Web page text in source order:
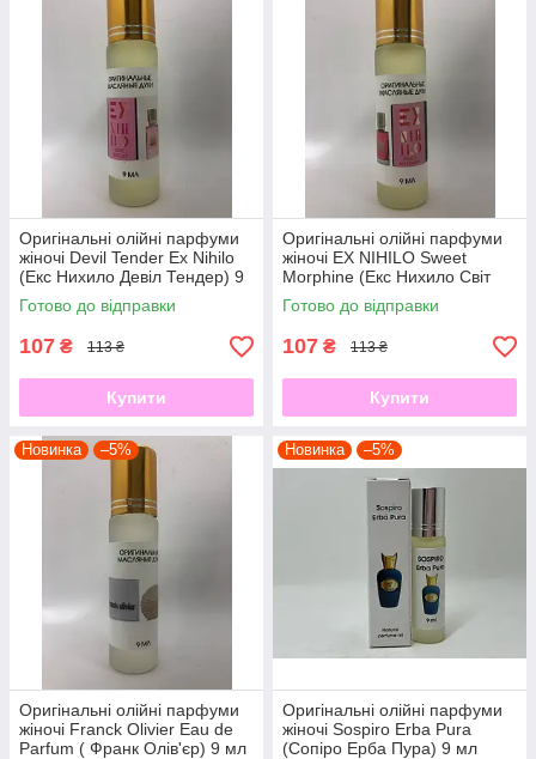
Оригінальні олійні парфуми
жіночі Devil Tender Ex Nihilo
(Екс Нихило Девіл Тендер) 9
мл
Готово до відправки
107 ₴ 113 ₴
Купити
Оригінальні олійні парфуми
жіночі EX NIHILO Sweet
Morphine (Екс Нихило Світ
Морфін) 9 мл
Готово до відправки
107 ₴ 113 ₴
Купити
Новинка –5%
Оригінальні олійні парфуми
жіночі Franck Olivier Eau de
Parfum ( Франк Олів'єр) 9 мл
Новинка –5%
Оригінальні олійні парфуми
жіночі Sospiro Erba Pura
(Сопіро Ерба Пура) 9 мл